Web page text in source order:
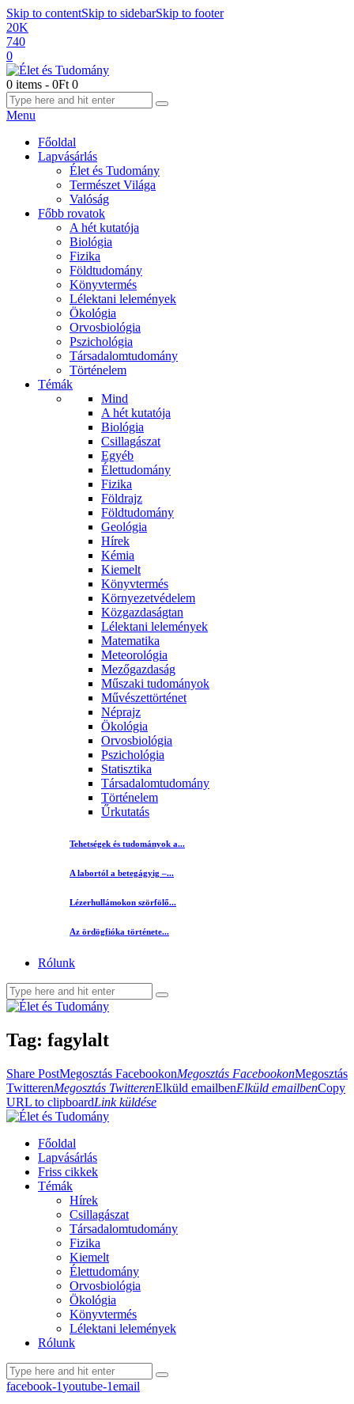
Skip to contentSkip to sidebarSkip to footer
20K
740
0
0 items - 0Ft 0
Menu
Főoldal
Lapvásárlás
Élet és Tudomány
Természet Világa
Valóság
Főbb rovatok
A hét kutatója
Biológia
Fizika
Földtudomány
Könyvtermés
Lélektani lelemények
Ökológia
Orvosbiológia
Pszichológia
Társadalomtudomány
Történelem
Témák
Mind
A hét kutatója
Biológia
Csillagászat
Egyéb
Élettudomány
Fizika
Földrajz
Földtudomány
Geológia
Hírek
Kémia
Kiemelt
Könyvtermés
Környezetvédelem
Közgazdaságtan
Lélektani lelemények
Matematika
Meteorológia
Mezőgazdaság
Műszaki tudományok
Művészettörténet
Néprajz
Ökológia
Orvosbiológia
Pszichológia
Statisztika
Társadalomtudomány
Történelem
Űrkutatás
Tehetségek és tudományok a...
A labortól a betegágyig –...
Lézerhullámokon szörfölő...
Az ördögfióka története...
Rólunk
Tag: fagylalt
Share PostMegosztás FacebookonMegosztás FacebookonMegosztás
TwitterenMegosztás TwitterenElküld emailbenElküld emailbenCopy
URL to clipboardLink küldése
Főoldal
Lapvásárlás
Friss cikkek
Témák
Hírek
Csillagászat
Társadalomtudomány
Fizika
Kiemelt
Élettudomány
Orvosbiológia
Ökológia
Könyvtermés
Lélektani lelemények
Rólunk
facebook-1youtube-1email